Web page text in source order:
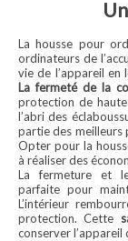
La housse pour
ordinateurs de
vie de l’appareil
La fermeté de la
protection de haute
l’abri des
partie des meilleurs
Opter pour la
à réaliser des
La fermeture et le
parfaite pour
L’intérieur
protection. Cette
conserver